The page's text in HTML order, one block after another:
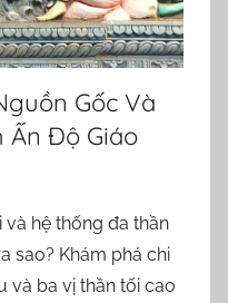
Gốc Và
Ấn Độ Giáo
và hệ thống đa thần
sao? Khám phá chi
và ba vị thần tối cao